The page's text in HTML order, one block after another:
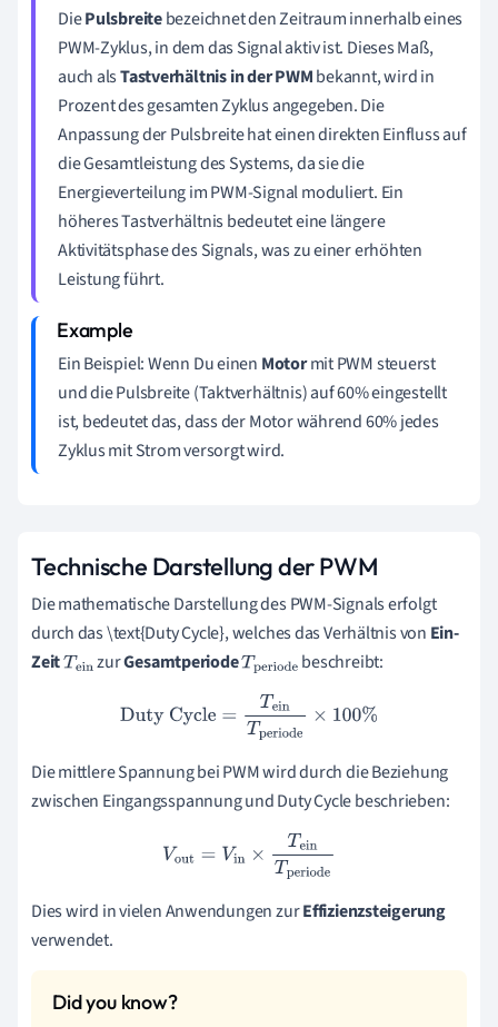
DiePulsbreitebezeichnet den Zeitraum innerhalb eines
PWM-Zyklus, in dem das Signal aktiv ist. Dieses Maß,
auch alsTastverhältnis in der PWMbekannt, wird in
Prozent des gesamten Zyklus angegeben. Die
Anpassung der Pulsbreite hat einen direkten Einfluss auf
die Gesamtleistung des Systems, da sie die
Energieverteilung im PWM-Signal moduliert. Ein
höheres Tastverhältnis bedeutet eine längere
Aktivitätsphase des Signals, was zu einer erhöhten
Leistung führt.
Ein Beispiel: Wenn Du einen Motormit PWM steuerst
und die Pulsbreite (Taktverhältnis) auf 60% eingestellt
ist, bedeutet das, dass der Motor während 60% jedes
Zyklus mit Strom versorgt wird.
Technische Darstellung der PWM
Die mathematische Darstellung des PWM-Signals erfolgt
durch das \text{Duty Cycle}, welches das Verhältnis von Ein-
ZeitTei zurGesamtperiodeTperio beschreibt:
Duty Cycle= TeinTperiode×100%
Die mittlere Spannung bei PWM wird durch die Beziehung
zwischen Eingangsspannung und Duty Cycle beschrieben:
Vout =Vin× ein Tperiode
Dies wird in vielen Anwendungen zurEffizienzsteigerung
verwendet.